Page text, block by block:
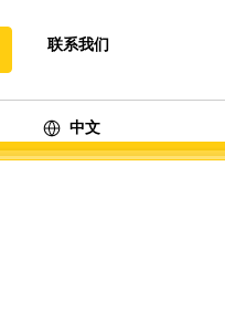
联系我们
中文